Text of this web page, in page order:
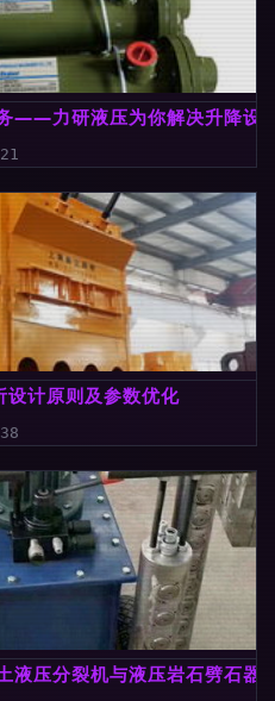
——力研液压为你解决升降设
设计原则及参数优化
液压分裂机与液压岩石劈石器